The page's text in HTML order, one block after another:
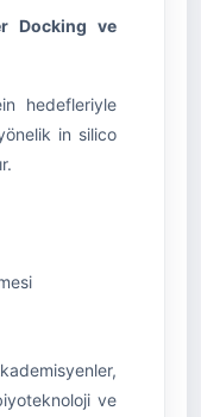
Docking ve
hedefleriyle
in silico
ve